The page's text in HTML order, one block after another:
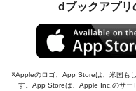
dブックアプリ
Appleのロゴ、App Storeは、米国も
す。App Storeは、Apple Inc.のサー